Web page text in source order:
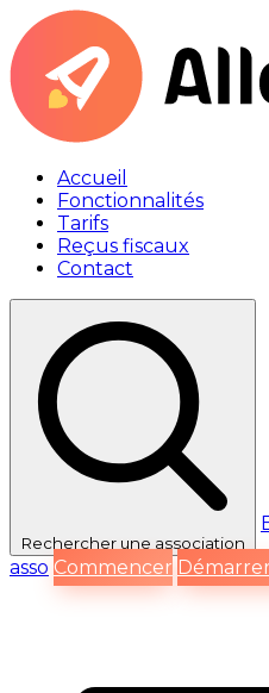
Accueil
Fonctionnalités
Tarifs
Reçus fiscaux
Contact
Rechercherune association
asso Commencer